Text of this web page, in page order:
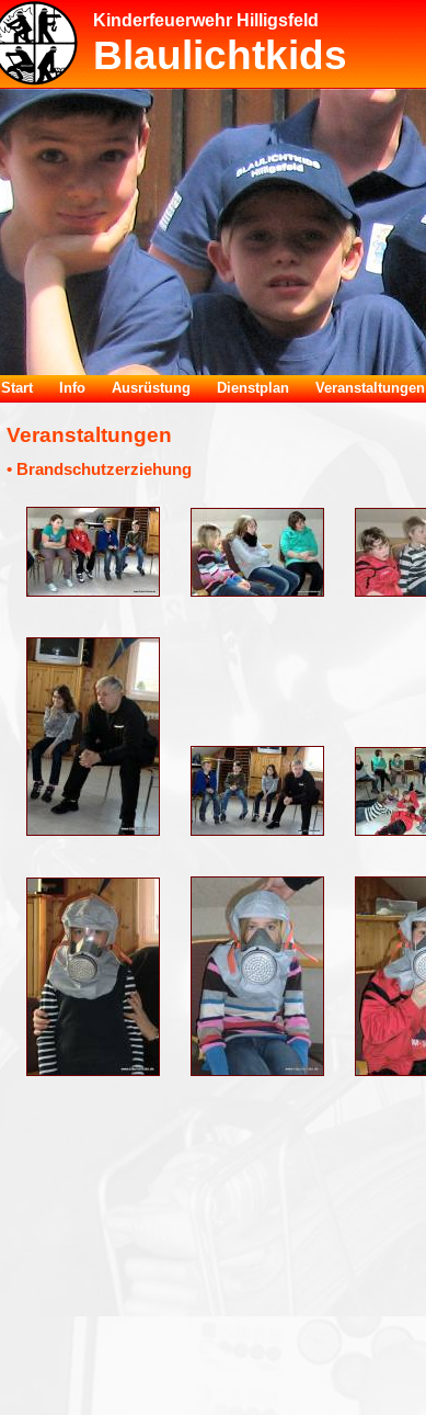
Kinderfeuerwehr Hilligsfeld
Blaulichtkids
Start Info Ausrüstung Dienstplan Veranstaltungen
Veranstaltungen
• Brandschutzerziehung